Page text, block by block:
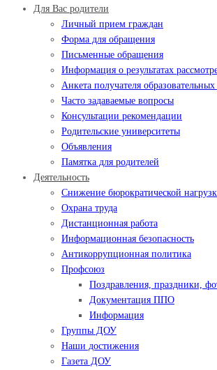
Для Вас родители
Личный прием граждан
Форма для обращения
Письменные обращения
Информация о результатах
Анкета получателя образовательных
Часто задаваемые вопросы
Консультации рекомендации
Родительские университеты
Объявления
Памятка для родителей
Деятельность
Снижение бюрократической
Охрана труда
Дистанционная работа
Информационная безопасность
Антикоррупционная политика
Профсоюз
Поздравления, праздники,
Документация ППО
Информация
Группы ДОУ
Наши достижения
Газета ДОУ